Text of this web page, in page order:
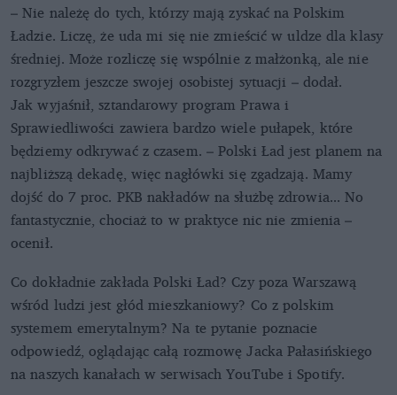
– Nie należę do tych, którzy mają zyskać na Polskim
Ładzie. Liczę, że uda mi się nie zmieścić w uldze dla klasy
średniej. Może rozliczę się wspólnie z małżonką, ale nie
rozgryzłem jeszcze swojej osobistej sytuacji – dodał.
Jak wyjaśnił, sztandarowy program Prawa i
Sprawiedliwości zawiera bardzo wiele pułapek, które
będziemy odkrywać z czasem. – Polski Ład jest planem na
najbliższą dekadę, więc nagłówki się zgadzają. Mamy
dojść do 7 proc. PKB nakładów na służbę zdrowia... No
fantastycznie, chociaż to w praktyce nic nie zmienia –
ocenił.
Co dokładnie zakłada Polski Ład? Czy poza Warszawą
wśród ludzi jest głód mieszkaniowy? Co z polskim
systemem emerytalnym? Na te pytanie poznacie
odpowiedź, oglądając całą rozmowę Jacka Pałasińskiego
na naszych kanałach w serwisach YouTube i Spotify.